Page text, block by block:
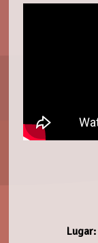
Lugar: